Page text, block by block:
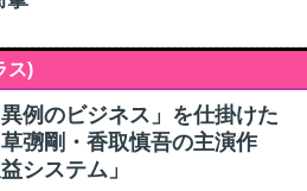
ス)
例のビジネス」を仕掛けた
彅剛・香取慎吾の主演作
システム」